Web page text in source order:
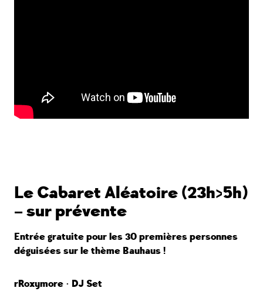
Le Cabaret Aléatoire (23h>5h)
– sur prévente
Entrée gratuite pour les 30 premières personnes
déguisées sur le thème Bauhaus !
rRoxymore • DJ Set